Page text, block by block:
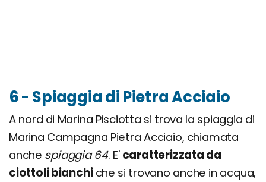
6 - Spiaggia di Pietra Acciaio
A nord di Marina Pisciotta si trova la spiaggia di
Marina Campagna Pietra Acciaio, chiamata
anche spiaggia 64. E' caratterizzata da
ciottoli bianchiche si trovano anche in acqua,